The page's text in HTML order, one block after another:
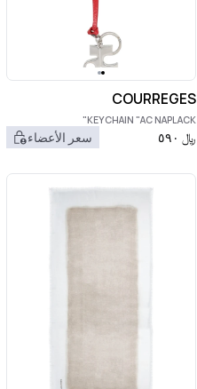
COURREGES
KEYCHAIN "AC NAPLACK"
﷼ ٥٩٠ سعر الأعضاء